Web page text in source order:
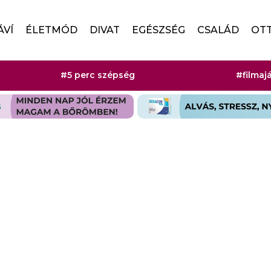
ÉLETMÓD DIVAT EGÉSZSÉG CSALÁD
#5 perc szépség